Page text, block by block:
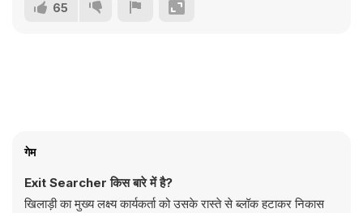
65
गेम
Exit Searcher किस बारे में है?
खिलाड़ी का मुख्य लक्ष्य कार्यकर्ता को उसके रास्ते से ब्लॉक हटाकर निकास